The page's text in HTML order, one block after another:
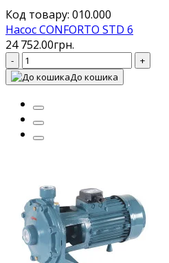
Код товару: 010.000
Насос CONFORTO STD 6
24 752.00грн.
-
+
До кошика